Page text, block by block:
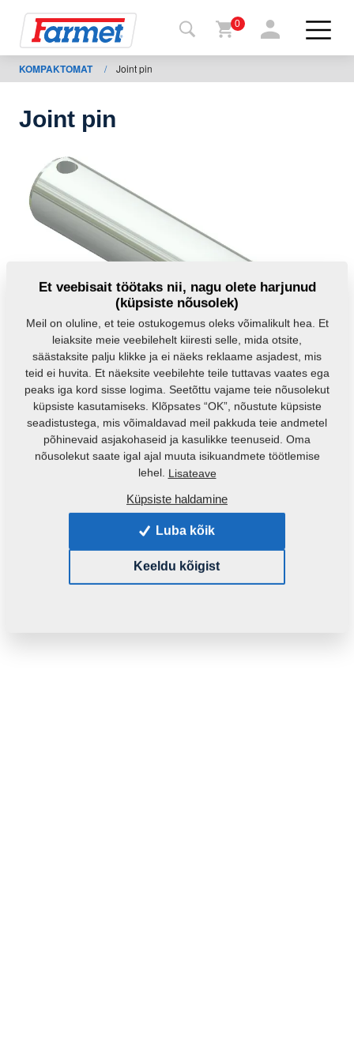
Farmeti
Minu
masinad
Allalaadimiseks
0
KOMPAKTOMAT / Joint pin
Joint pin
4007407
See varuosa sobib ka järgmistele masinatele:
1,9430 Kg
Et veebisait töötaks nii, nagu olete harjunud
(küpsiste nõusolek)
Meil on oluline, et teie ostukogemus oleks võimalikult hea. Et
leiaksite meie veebilehelt kiiresti selle, mida otsite,
säästaksite palju klikke ja ei näeks reklaame asjadest, mis
teid ei huvita. Et näeksite veebilehte teile tuttavas vaates ega
peaks iga kord sisse logima. Seetõttu vajame teie nõusolekut
küpsiste kasutamiseks. Klõpsates “OK”, nõustute küpsiste
seadistustega, mis võimaldavad meil pakkuda teie andmetel
põhinevaid asjakohaseid ja kasulikke teenuseid. Oma
nõusolekut saate igal ajal muuta isikuandmete töötlemise
lehel. Lisateave
Küpsiste haldamine
Luba kõik
Keeldu kõigist